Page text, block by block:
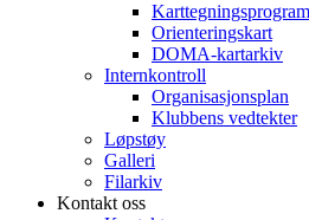
Orienteringskart
DOMA-kartarkiv
Internkontroll
Organisasjonsplan
Klubbens vedtekter
Løpstøy
Galleri
Filarkiv
Kontakt oss